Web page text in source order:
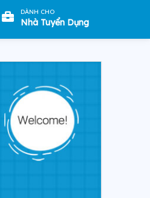
DÀNH CHO
Nhà Tuyển Dụng